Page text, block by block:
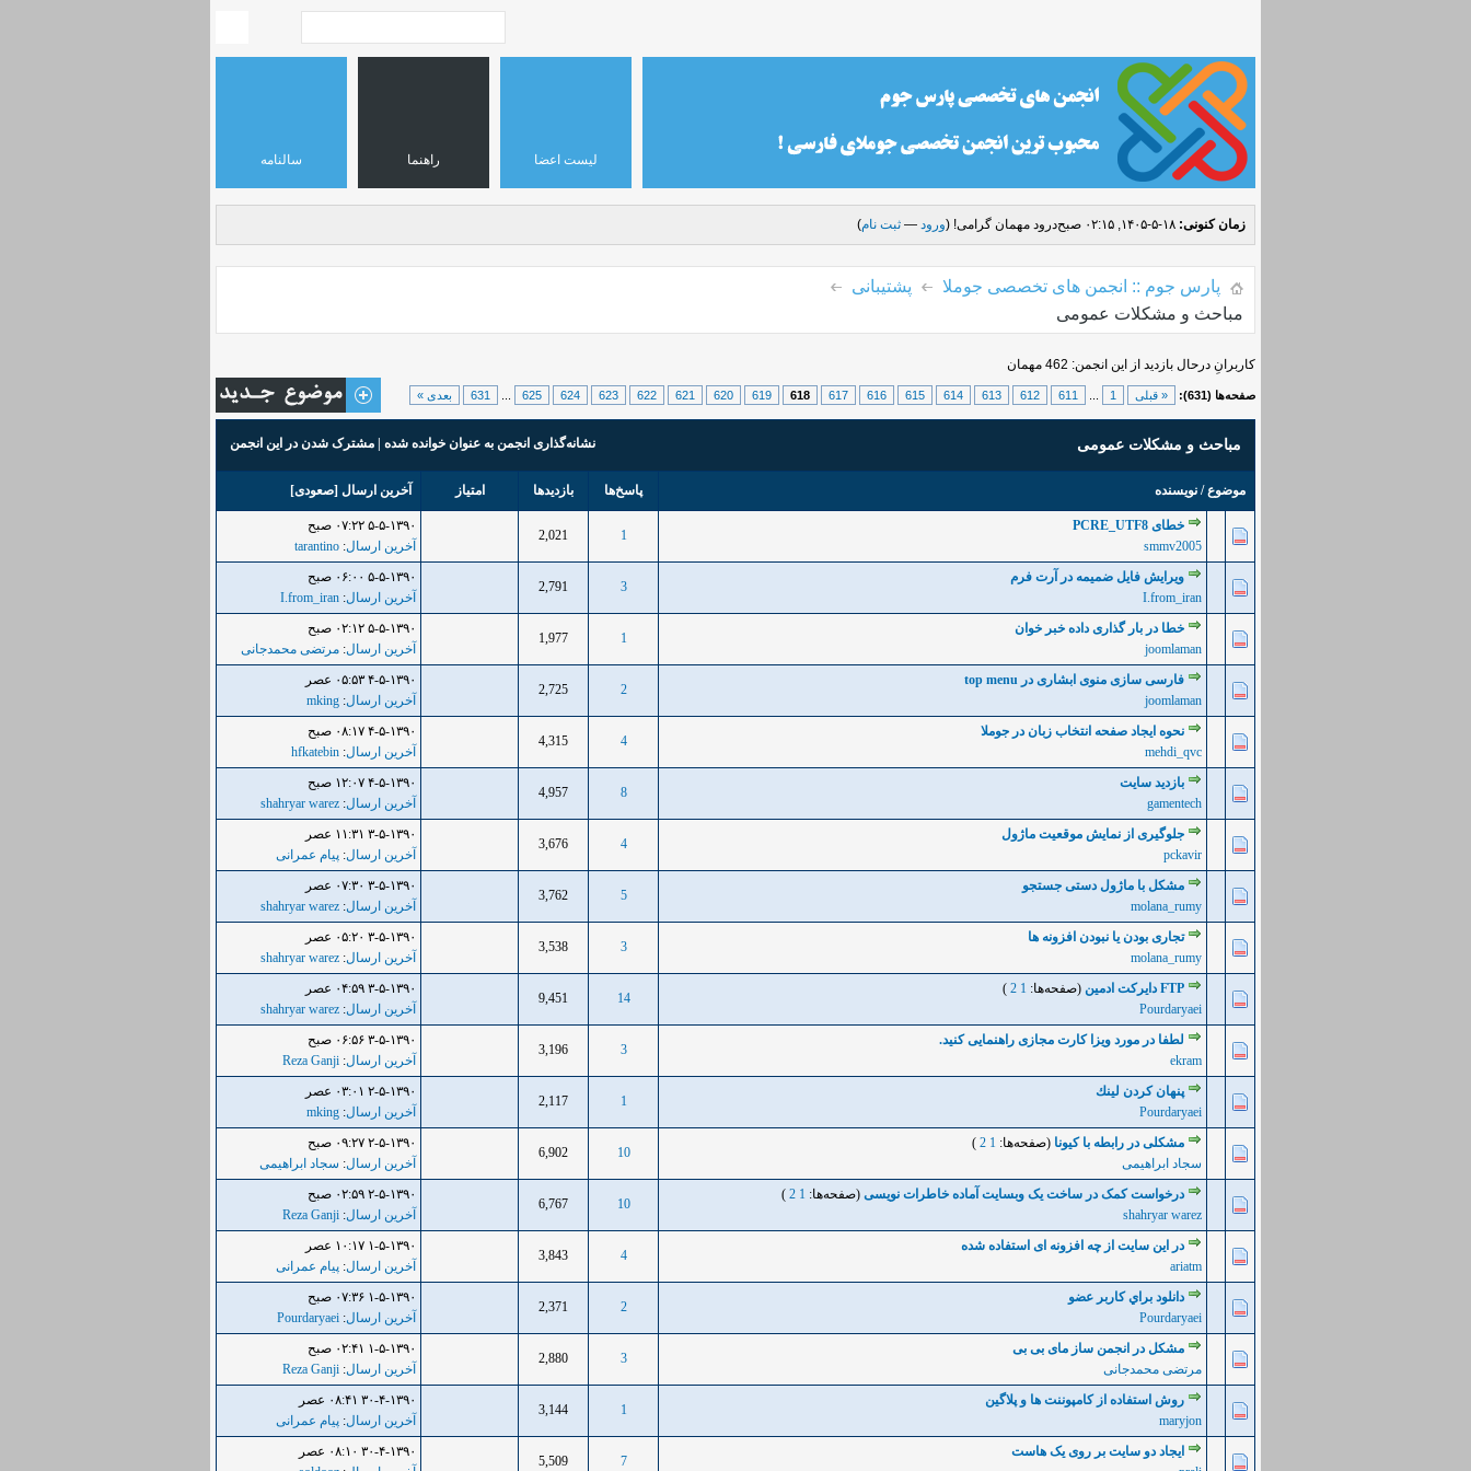
سالنامه راهنما لیست اعضا
زمان کنونی: ۱۸-۵-۱۴۰۵, ۰۲:۱۵ صبح درود مهمان گرامی! (ورود — ثبت نام)
پارس جوم :: انجمن های تخصصی جوملا
پشتیبانی
مباحث و مشکلات عمومی
کاربرانِ درحال بازدید از این انجمن: 462 مهمان
صفحه‌ها (631): « قبلی 1
611
612
613
614
615
616
617
618
619
620
621
622
623
624
625
631 بعدی »
نشانه‌گذاری انجمن به عنوان خوانده شده مشترک شدن در این انجمن مباحث و مشکلات عمومی
موضوع/ نویسنده پاسخ‌ها بازدید‌ها امتیاز آخرین ارسال [صعودی]
خطای PCRE_UTF8
smmv2005
1
2,021
۵-۵-۱۳۹۰ ۰۷:۲۲ صبح
آخرین ارسال:
tarantino
ویرایش فایل ضمیمه در آرت فرم
I.from_iran
3
2,791 0 رأی - میانگین امتیازات: 0 از 5 4 5
۵-۵-۱۳۹۰ ۰۶:۰۰ صبح
آخرین ارسال:
I.from_iran
خطا در بار گذاری داده خبر خوان
joomlaman
1
1,977 0 رأی - میانگین امتیازات: 0 از 5 5
۵-۵-۱۳۹۰ ۰۲:۱۲ صبح
آخرین ارسال: مرتضی محمدجانی
فارسی سازی منوی ابشاری در top menu
joomlaman
2
2,725 0 رأی - میانگین امتیازات: 0 از 5 1
۴-۵-۱۳۹۰ ۰۵:۵۳ عصر
آخرین ارسال:
mking
نحوه ایجاد صفحه انتخاب زبان در جوملا
mehdi_qvc
4
4,315 0 رأی - میانگین امتیازات: 0 از 5 3 4 5
۴-۵-۱۳۹۰ ۰۸:۱۷ صبح
آخرین ارسال:
hfkatebin
بازدید سایت
gamentech
8
4,957
۴-۵-۱۳۹۰ ۱۲:۰۷ صبح
آخرین ارسال:
shahryar warez
جلوگیری از نمایش موقعیت ماژول
pckavir
4
3,676 0 رأی - میانگین امتیازات: 0 از 5 45
۳-۵-۱۳۹۰ ۱۱:۳۱ عصر
آخرین ارسال: پیام عمرانی
مشکل با ماژول دستی جستجو
molana_rumy
5
3,762
۳-۵-۱۳۹۰ ۰۷:۳۰ عصر
آخرین ارسال:
shahryar warez
تجاری بودن یا نبودن افزونه ها
molana_rumy
3
3,538 0 رأی - میانگین امتیازات: 0 از 5
۳-۵-۱۳۹۰ ۰۵:۲۰ عصر
آخرین ارسال:
shahryar warez
FTP دايركت ادمين
(صفحه‌ها: 1
2
)
Pourdaryaei
14
9,451 4
۳-۵-۱۳۹۰ ۰۴:۵۹ عصر
آخرین ارسال:
shahryar warez
لطفا در مورد ویزا کارت مجازی راهنمایی کنید.
ekram
3
3,196 1 4
۳-۵-۱۳۹۰ ۰۶:۵۶ صبح
آخرین ارسال:
Reza Ganji
پنهان كردن لينك
Pourdaryaei
1
2,117
۲-۵-۱۳۹۰ ۰۳:۰۱ عصر
آخرین ارسال:
mking
مشکلی در رابطه با کیونا (صفحه‌ها: 1
2
)
سجاد ابراهیمی
10
6,902
۲-۵-۱۳۹۰ ۰۹:۲۷ صبح
آخرین ارسال: سجاد ابراهیمی
درخواست کمک در ساخت یک وبسایت آماده خاطرات نویسی (صفحه‌ها: 1
2
)
shahryar warez
10
6,767 3 5
۲-۵-۱۳۹۰ ۰۲:۵۹ صبح
آخرین ارسال:
Reza Ganji
در این سایت از چه افزونه ای استفاده شده
ariatm
4
3,843
۱-۵-۱۳۹۰ ۱۰:۱۷ عصر
آخرین ارسال: پیام عمرانی
دانلود براي كاربر عضو
Pourdaryaei
2
2,371
۱-۵-۱۳۹۰ ۰۷:۳۶ صبح
آخرین ارسال:
Pourdaryaei
مشکل در انجمن ساز مای بی بی
مرتضی محمدجانی
3
2,880 0 رأی - میانگین امتیازات: 0 از 5 5
۱-۵-۱۳۹۰ ۰۲:۴۱ صبح
آخرین ارسال:
Reza Ganji
روش استفاده از کامپوننت ها و پلاگین
maryjon
1
3,144 23 5
۳۰-۴-۱۳۹۰ ۰۸:۴۱ عصر
آخرین ارسال: پیام عمرانی
ایجاد دو سایت بر روی یک هاست
7
5,509
۳۰-۴-۱۳۹۰ ۰۸:۱۰ عصر